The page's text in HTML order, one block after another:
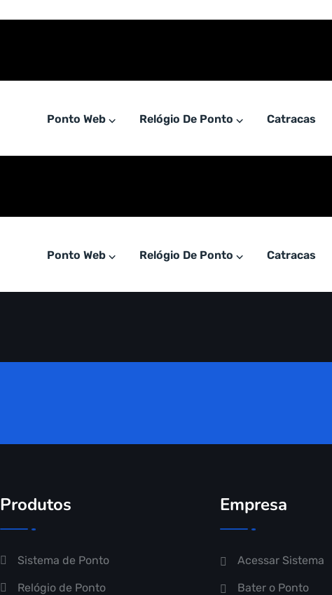
Ponto Web ⌵ Relógio De Ponto ⌵ Catracas
Ponto Web ⌵ Relógio De Ponto ⌵ Catracas
Produtos
Sistema de Ponto
Relógio de Ponto
Empresa
Acessar Sistema
Bater o Ponto